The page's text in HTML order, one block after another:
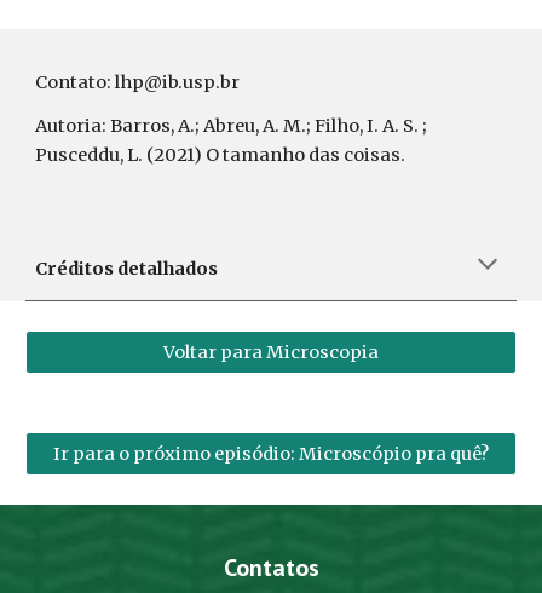
Contato: lhp@ib.usp.br
Autoria: Barros, A.; Abreu, A. M.; Filho, I. A. S. ;
Pusceddu, L. (2021) O tamanho das coisas.
Créditos detalhados
Voltar para Microscopia
Ir para o próximo episódio: Microscópio pra quê?
Contatos